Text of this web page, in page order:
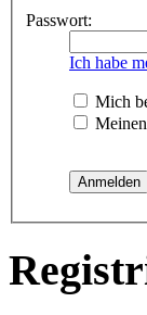
Passwort:
Ich habe
Mich